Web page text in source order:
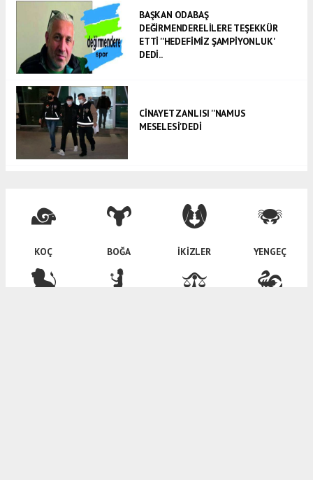
BAŞKAN ODABAŞ
DEĞİRMENDERELİLERE TEŞEKKÜR
ETTİ ''HEDEFİMİZ ŞAMPİYONLUK'
DEDİ..
CİNAYET ZANLISI ''NAMUS
MESELESİ'DEDİ
KOÇ BOĞA İKİZLER YENGEÇ